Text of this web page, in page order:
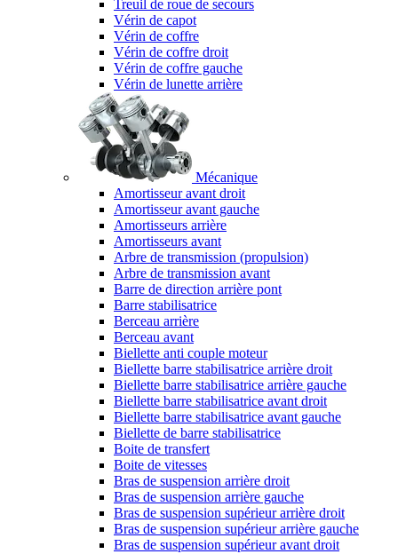
Treuil de roue de secours
Vérin de capot
Vérin de coffre
Vérin de coffre droit
Vérin de coffre gauche
Vérin de lunette arrière
Mécanique
Amortisseur avant droit
Amortisseur avant gauche
Amortisseurs arrière
Amortisseurs avant
Arbre de transmission (propulsion)
Arbre de transmission avant
Barre de direction arrière pont
Barre stabilisatrice
Berceau arrière
Berceau avant
Biellette anti couple moteur
Biellette barre stabilisatrice arrière droit
Biellette barre stabilisatrice arrière gauche
Biellette barre stabilisatrice avant droit
Biellette barre stabilisatrice avant gauche
Biellette de barre stabilisatrice
Boite de transfert
Boite de vitesses
Bras de suspension arrière droit
Bras de suspension arrière gauche
Bras de suspension supérieur arrière droit
Bras de suspension supérieur arrière gauche
Bras de suspension supérieur avant droit